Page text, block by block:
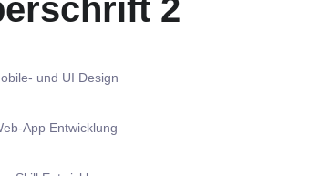
2
und UI Design
App Entwicklung